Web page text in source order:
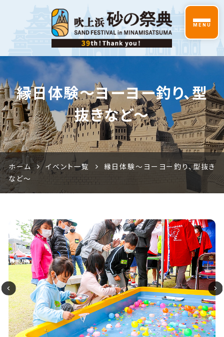
2026吹
上浜砂
の祭典
特設サ
イト
MENU
縁日体験〜ヨーヨー釣り、型
抜きなど〜
ホーム イベント一覧
縁日体験〜ヨーヨー釣り、型抜き
など〜